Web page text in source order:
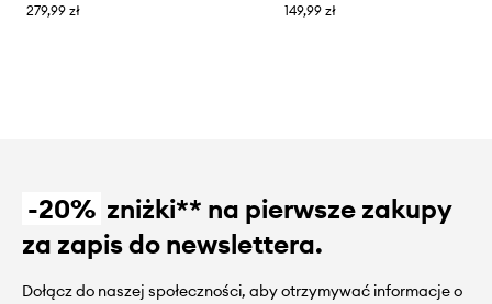
279,99 zł
149,99 zł
-20% zniżki** na pierwsze zakupy
za zapis do newslettera.
Dołącz do naszej społeczności, aby otrzymywać informacje o